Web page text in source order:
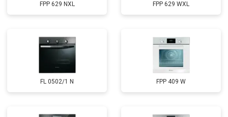
FPP 629 NXL FPP 629 WXL
FL 0502/1 N FPP 409 W